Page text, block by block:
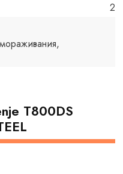
2
T800DS